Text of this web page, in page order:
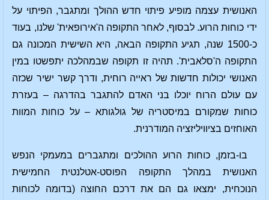
האנושית עצמה מופיע פיתוי חדש ההולך ומתגבר, הפיתוי על
ידי כוחות הרוע. לבסוף, לאחר התקופה ה'אירופאית' שלנו, בעוד
כ-1500 שנה, תגיע התקופה הבאה, היא השישית המכונה גם
התקופה ה'סלאבית'. תהיה זו תקופה שבמהלכה יתפשטו במין
האנושי יכולות חדשות של ראייה רוחית, ודרך קשר ישיר שכזה
עם עולם הרוח יוכלו בני האדם להתגבר בהדרגה – בעזרת
כוחות שמקורם במיסטריה של גולגותא – על כוחות המוות
האוחזים בציוויליזציה המודרנית.
בו-בזמן, כוחות הרוע ההולכים ומתגברים במעמקי הנפש
האנושית במהלך התקופה הפוסט-אטלנטית החמישית
הנוכחית, ימצאו גם הם את דרכם החוצה (בדומה לכוחות